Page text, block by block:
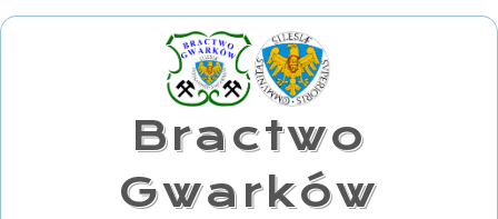
Bractwo
Gwarków